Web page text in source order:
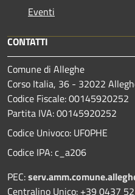
Eventi
CONTATTI
Comune di Alleghe
Corso Italia, 36 - 32022
Codice Fiscale: 00145920252
Partita IVA: 00145920252
Codice Univoco: UF0PHE
Codice IPA: c_a206
PEC:
Centralino Unico: +39 0437